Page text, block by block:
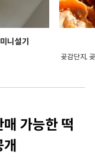
니설기
곶감단지,
가능한 떡